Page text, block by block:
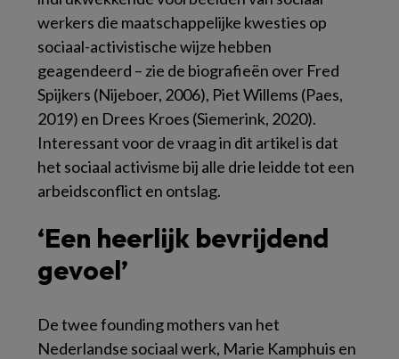
werkers die maatschappelijke kwesties op
sociaal-activistische wijze hebben
geagendeerd – zie de biografieën over Fred
Spijkers (Nijeboer, 2006), Piet Willems (Paes,
2019) en Drees Kroes (Siemerink, 2020).
Interessant voor de vraag in dit artikel is dat
het sociaal activisme bij alle drie leidde tot een
arbeidsconflict en ontslag.
‘Een heerlijk bevrijdend
gevoel’
De tweefounding mothersvan het
Nederlandse sociaal werk, Marie Kamphuis en